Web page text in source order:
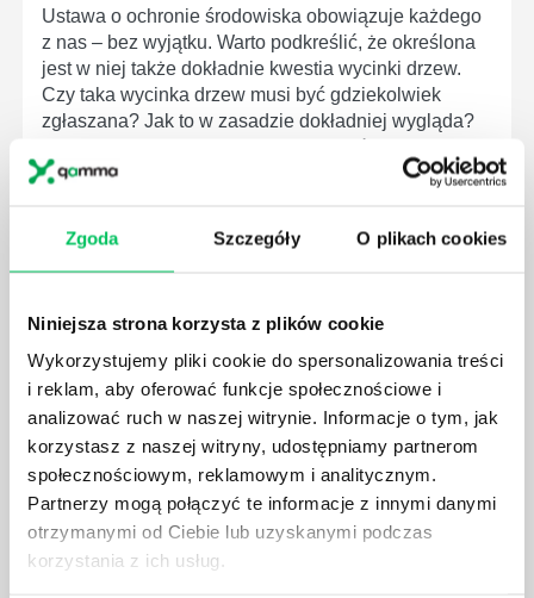
Zgoda Szczegóły O plikach cookies
Niniejsza strona korzysta z plików cookie
Wykorzystujemy pliki cookie do spersonalizowania treści
i reklam, aby oferować funkcje społecznościowe i
analizować ruch w naszej witrynie. Informacje o tym, jak
korzystasz z naszej witryny, udostępniamy partnerom
społecznościowym, reklamowym i analitycznym.
Partnerzy mogą połączyć te informacje z innymi danymi
otrzymanymi od Ciebie lub uzyskanymi podczas
korzystania z ich usług.
Ustawa o ochronie środowiska obowiązuje każdego
z nas – bez wyjątku. Warto podkreślić, że określona
jest w niej także dokładnie kwestia wycinki drzew.
Czy taka wycinka drzew musi być gdziekolwiek
zgłaszana? Jak to w zasadzie dokładniej wygląda?
ustawodawstwie polskim. Na czym dokładniej ono
polega? Kogo w zasadzie obowiązuje? Jak wygląda
egzekwowanie prawa wodnego? Na te pytania
odpowiemy pokrótce poniżej.